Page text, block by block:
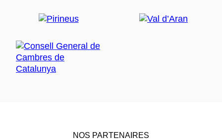
NOS PARTENAIRES